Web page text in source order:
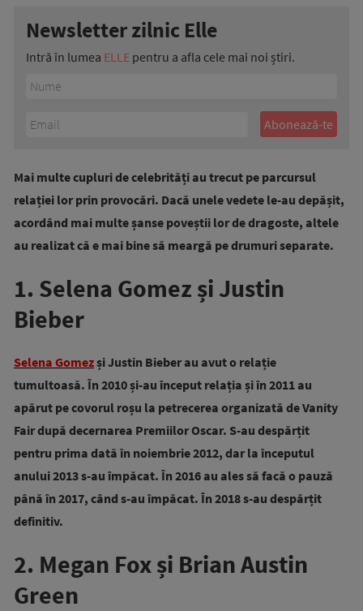
Newsletter zilnic Elle
Intră în lumea ELLE pentru a afla cele mai noi știri.
Mai multe cupluri de celebrități au trecut pe parcursul
relației lor prin provocări. Dacă unele vedete le-au depășit,
acordând mai multe șanse poveștii lor de dragoste, altele
au realizat că e mai bine să meargă pe drumuri separate.
1. Selena Gomez și Justin
Bieber
Selena Gomezși Justin Bieber au avut o relație
tumultoasă. În 2010 și-au început relația și în 2011 au
apărut pe covorul roșu la petrecerea organizată de Vanity
Fair după decernarea Premiilor Oscar. S-au despărțit
pentru prima dată în noiembrie 2012, dar la începutul
anului 2013 s-au împăcat. În 2016 au ales să facă o pauză
până în 2017, când s-au împăcat. În 2018 s-au despărțit
definitiv.
2. Megan Fox și Brian Austin
Green